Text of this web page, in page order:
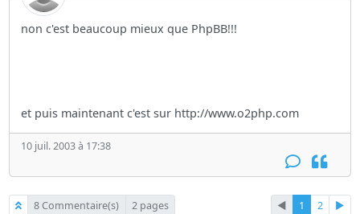
non c'est beaucoup mieux que PhpBB!!!
et puis maintenant c'est sur http://www.o2php.com
10 juil. 2003 à 17:38
8 Commentaire(s) 2 pages ◄ 1 2 ►